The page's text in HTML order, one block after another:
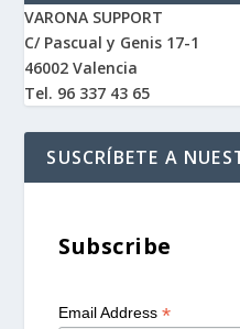
VARONA SUPPORT
C/ Pascual y Genis 17-1
46002 Valencia
Tel. 96 337 43 65
SUSCRÍBETE A
Subscribe
Email Address*